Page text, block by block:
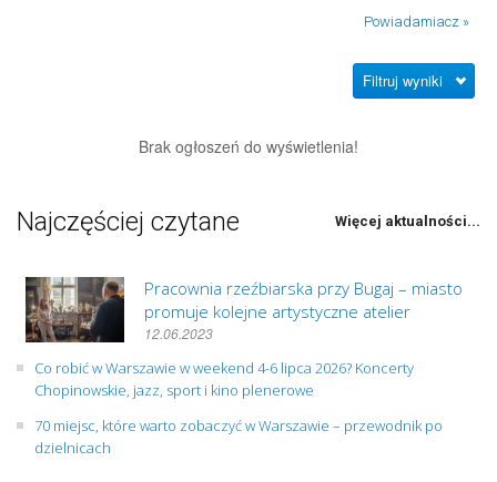
Powiadamiacz »
Filtruj wyniki
Brak ogłoszeń do wyświetlenia!
Najczęściej czytane Więcej aktualności...
Pracownia rzeźbiarska przy Bugaj – miasto
promuje kolejne artystyczne atelier
12.06.2023
Co robić w Warszawie w weekend 4-6 lipca 2026? Koncerty
Chopinowskie, jazz, sport i kino plenerowe
70 miejsc, które warto zobaczyć w Warszawie – przewodnik po
dzielnicach